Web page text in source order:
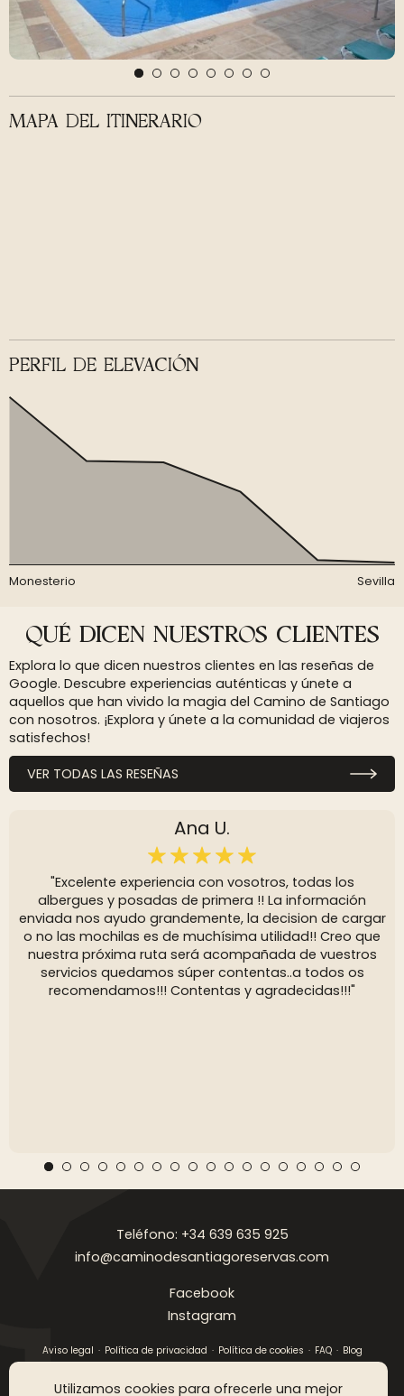
Utilizamos cookies para ofrecerle una mejor
MAPA DEL ITINERARIO
PERFIL DE ELEVACIÓN
Monesterio Sevilla
QUÉ DICEN NUESTROS CLIENTES
Explora lo que dicen nuestros clientes en las reseñas de
Google. Descubre experiencias auténticas y únete a
aquellos que han vivido la magia del Camino de Santiago
con nosotros. ¡Explora y únete a la comunidad de viajeros
satisfechos!
VER TODAS LAS RESEÑAS
Ana U.
"Excelente experiencia con vosotros, todas los
albergues y posadas de primera !! La información
enviada nos ayudo grandemente, la decision de cargar
o no las mochilas es de muchísima utilidad!! Creo que
nuestra próxima ruta será acompañada de vuestros
servicios quedamos súper contentas..a todos os
recomendamos!!! Contentas y agradecidas!!!"
Teléfono: +34 639 635 925
info@caminodesantiagoreservas.com
Facebook
Instagram
Aviso legal Política de privacidad Política de cookies FAQ Blog
Copyright © 2026 Camino de Santiago Reservas. Todos los